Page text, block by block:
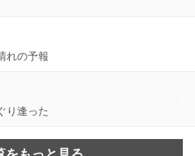
れの予報
り逢った